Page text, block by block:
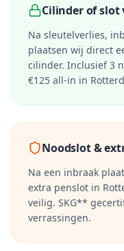
Cilinder of slot
Na sleutelverlies,
plaatsen wij direct
cilinder. Inclusief 3
€125 all-in in
Noodslot &
Na een inbraak
extra penslot in
veilig. SKG**
verrassingen.